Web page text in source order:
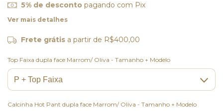
5% de desconto pagando com Pix
Ver mais detalhes
Frete grátis a partir de R$400,00
Top Faixa dupla face Marrom/ Oliva - Tamanho + Modelo
Calcinha Hot Pant dupla face Marrom/ Oliva - Tamanho + Modelo